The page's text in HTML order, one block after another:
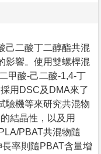
己二酸丁二醇酯共混
影響。使用雙螺桿混
甲酸-己二酸-1,4-丁
用DSC及DMA來了
驗機等來研究共混物
結晶性，以及用
PBAT共混物隨
率則隨PBAT含量增